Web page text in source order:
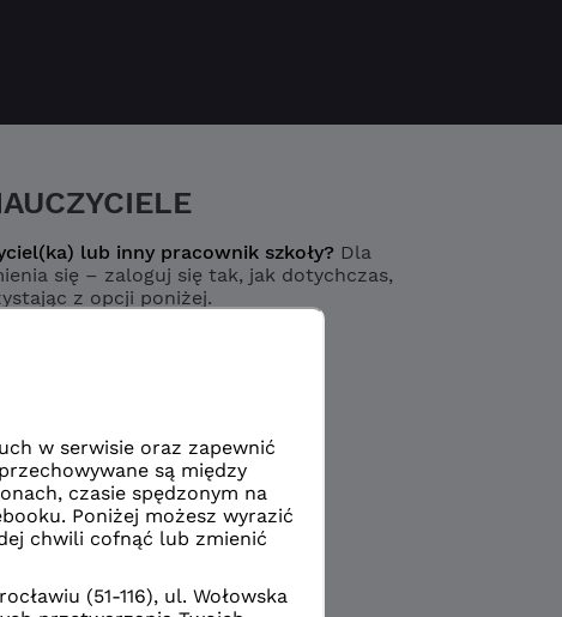
lub inny pracownik szkoły? Dla
się – zaloguj się tak, jak dotychczas,
z opcji poniżej.